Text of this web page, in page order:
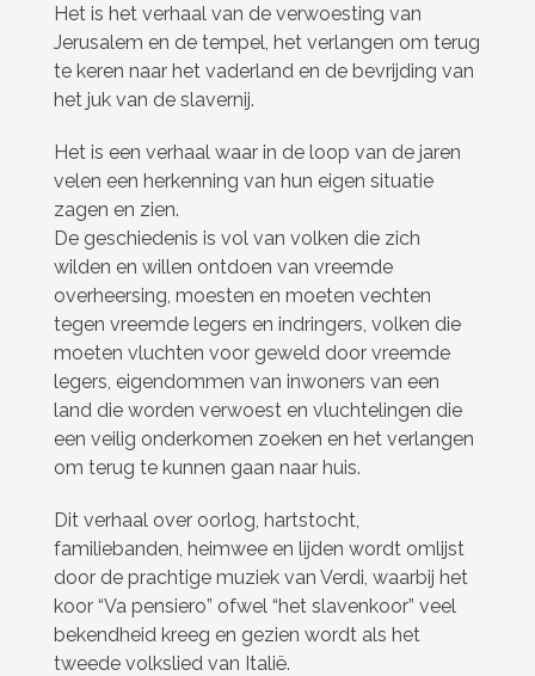
Het is het verhaal van de verwoesting van
Jerusalem en de tempel, het verlangen om terug
te keren naar het vaderland en de bevrijding van
het juk van de slavernij.
Het is een verhaal waar in de loop van de jaren
velen een herkenning van hun eigen situatie
zagen en zien.
De geschiedenis is vol van volken die zich
wilden en willen ontdoen van vreemde
overheersing, moesten en moeten vechten
tegen vreemde legers en indringers, volken die
moeten vluchten voor geweld door vreemde
legers, eigendommen van inwoners van een
land die worden verwoest en vluchtelingen die
een veilig onderkomen zoeken en het verlangen
om terug te kunnen gaan naar huis.
Dit verhaal over oorlog, hartstocht,
familiebanden, heimwee en lijden wordt omlijst
door de prachtige muziek van Verdi, waarbij het
koor “Va pensiero” ofwel “het slavenkoor” veel
bekendheid kreeg en gezien wordt als het
tweede volkslied van Italië.